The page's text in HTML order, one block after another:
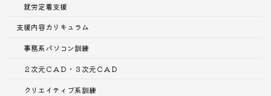
就労定着支援
支援内容カリキュラム
事務系パソコン訓練
２次元ＣＡＤ・３次元ＣＡＤ
クリエイティブ系訓練